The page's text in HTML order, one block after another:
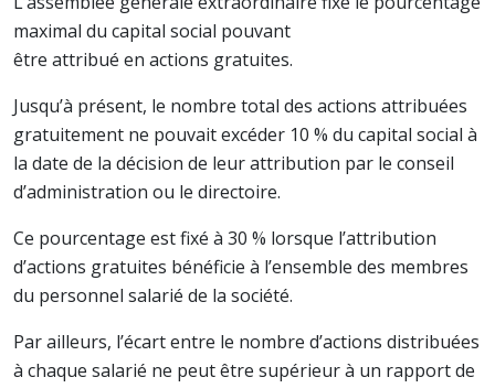
maximal du capital social pouvant
être attribué en actions gratuites.
Jusqu’à présent, le nombre total des actions attribuées
gratuitement ne pouvait excéder 10 % du capital social à
la date de la décision de leur attribution par le conseil
d’administration ou le directoire.
Ce pourcentage est fixé à 30 % lorsque l’attribution
d’actions gratuites bénéficie à l’ensemble des membres
du personnel salarié de la société.
Par ailleurs, l’écart entre le nombre d’actions distribuées
à chaque salarié ne peut être supérieur à un rapport de